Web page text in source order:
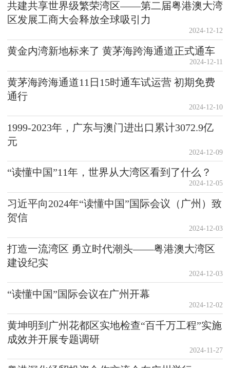
共建共享世界级繁荣湾区——第二届粤港澳大湾
区发展工商大会释放全球吸引力
2024-12-12
黄金内湾新地标来了 黄茅海跨海通道正式通车
2024-12-11
黄茅海跨海通道11日15时通车试运营 初期免费
通行
2024-12-10
1999-2023年，广东与澳门进出口累计3072.9亿
元
2024-12-09
“读懂中国”11年，世界从大湾区看到了什么？
2024-12-05
习近平向2024年“读懂中国”国际会议（广州）致
贺信
2024-12-03
打造一流湾区 勇立时代潮头——粤港澳大湾区
建设纪实
2024-12-03
“读懂中国”国际会议在广州开幕
2024-12-02
黄坤明到广州花都区实地检查“百千万工程”实施
成效并开展专题调研
2024-11-27